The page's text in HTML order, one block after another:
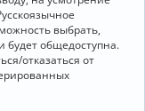
выбрать,
будет общедоступна.
отказаться от